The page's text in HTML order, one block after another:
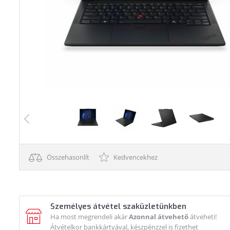
Összehasonlít Kedvencekhez
Személyes átvétel szaküzletünkben
Ha most megrendeli akárAzonnal átvehetőátveheti!
Átvételkor bankkártyával, készpénzzel is fizethet